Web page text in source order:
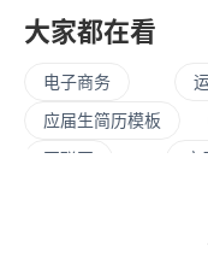
大家都在看
电子商务
应届生简历模板
互联网
寒